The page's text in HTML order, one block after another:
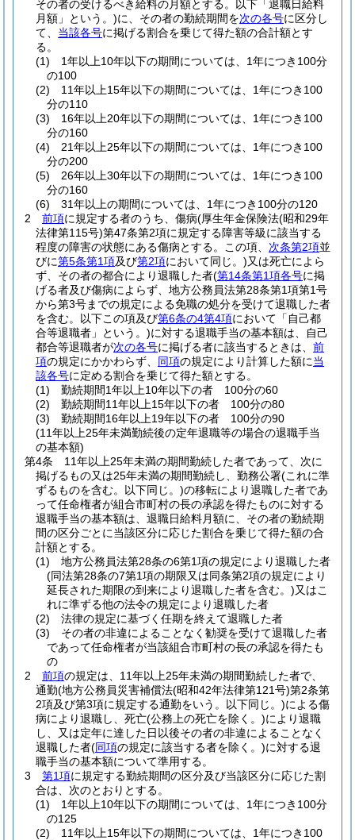
その者の受けるべき給料の月額とする。以下「退職日給料
月額」という。)に、その者の勤続期間を次の各号に区分し
て、 当該各号に掲げる割合を乗じて得た額の合計額とす
る。
(1)
1年以上10年以下の期間については、1年につき100分
の100
(2)
11年以上15年以下の期間については、1年につき100
分の110
(3)
16年以上20年以下の期間については、1年につき100
分の160
(4)
21年以上25年以下の期間については、1年につき100
分の200
(5)
26年以上30年以下の期間については、1年につき100
分の160
(6)
31年以上の期間については、1年につき100分の120
2
前項に規定する者のうち、傷病(厚生年金保険法(昭和29年
法律第115号)第47条第2項に規定する障害等級に該当する
程度の障害の状態にある傷病とする。この項、 次条第2項並
びに第5条第1項及び第2項において同じ。)又は死亡によら
ず、その者の都合により退職した者(第14条第1項各号に掲
げる者及び傷病によらず、地方公務員法第28条第1項第1号
から第3号までの規定による免職の処分を受けて退職した者
を含む。以下この項及び第6条の4第4項において「自己都
合等退職者」という。)に対する退職手当の基本額は、自己
都合等退職者が次の各号に掲げる者に該当するときは、 前
項の規定にかかわらず、 同項の規定により計算した額に当
該各号に定める割合を乗じて得た額とする。
(1)
勤続期間1年以上10年以下の者 100分の60
(2)
勤続期間11年以上15年以下の者 100分の80
(3)
勤続期間16年以上19年以下の者 100分の90
(11年以上25年未満勤続後の定年退職等の場合の退職手当
の基本額)
第4条
11年以上25年未満の期間勤続した者であって、次に
掲げるもの又は25年未満の期間勤続し、勤務公署(これに準
ずるものを含む。以下同じ。)の移転により退職した者であ
って任命権者が組合市町村の長の承認を得たものに対する
退職手当の基本額は、退職日給料月額に、その者の勤続期
間の区分ごとに当該区分に応じた割合を乗じて得た額の合
計額とする。
(1)
地方公務員法第28条の6第1項の規定により退職した者
(同法第28条の7第1項の期限又は同条第2項の規定により
延長された期限の到来により退職した者を含む。)又はこ
れに準ずる他の法令の規定により退職した者
(2)
法律の規定に基づく任期を終えて退職した者
(3)
その者の非違によることなく勧奨を受けて退職した者
であって任命権者が当該組合市町村の長の承認を得たも
の
2
前項の規定は、11年以上25年未満の期間勤続した者で、
通勤(地方公務員災害補償法(昭和42年法律第121号)第2条第
2項及び第3項に規定する通勤をいう。以下同じ。)による傷
病により退職し、死亡(公務上の死亡を除く。)により退職
し、又は定年に達した日以後その者の非違によることなく
退職した者(同項の規定に該当する者を除く。)に対する退
職手当の基本額について準用する。
3
第1項に規定する勤続期間の区分及び当該区分に応じた割
合は、次のとおりとする。
(1)
1年以上10年以下の期間については、1年につき100分
の125
(2)
11年以上15年以下の期間については、1年につき100